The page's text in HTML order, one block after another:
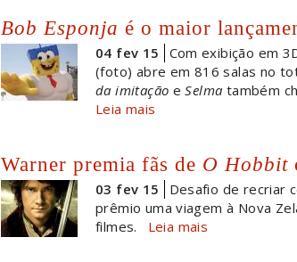
Bob Esponja é o maior
04 fev 15 Com exibição em
(foto) abre em 816 salas no
da imitação eSelma também
Leia mais
Warner premia fãs de O Hobbit
03 fev 15
Desafio de recriar
prêmio uma viagem à Nova
filmes.
Leia mais